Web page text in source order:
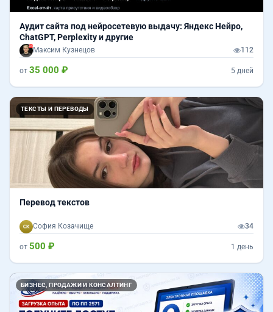
Аудит сайта под нейросетевую выдачу: Яндекс Нейро,
ChatGPT, Perplexity и другие
Максим Кузнецов 112
от 35 000 ₽ 5 дней
ТЕКСТЫ И ПЕРЕВОДЫ
Перевод текстов
София Козачище 34
от 500 ₽ 1 день
БИЗНЕС, ПРОДАЖИ И КОНСАЛТИНГ
Назад